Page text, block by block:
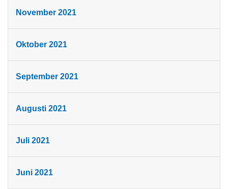
November 2021
Oktober 2021
September 2021
Augusti 2021
Juli 2021
Juni 2021